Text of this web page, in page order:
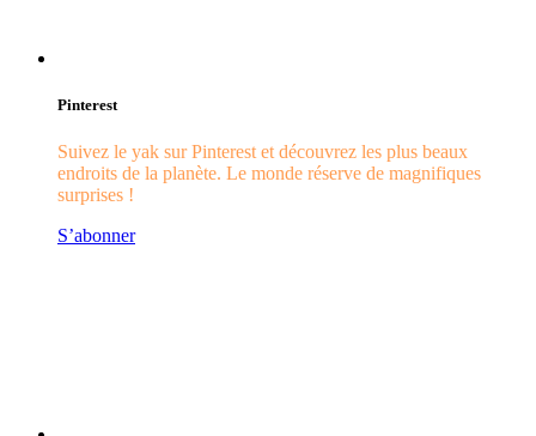
Pinterest
Suivez le yak sur Pinterest et découvrez les plus beaux
endroits de la planète. Le monde réserve de magnifiques
surprises !
S’abonner